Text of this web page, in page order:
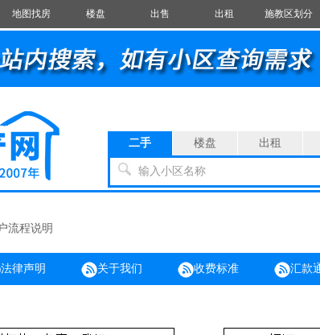
地图找房 楼盘 出售 出租 施教区划分
二手 楼盘 出租
输入小区名称
流程说明
法律声明 关于我们 收费标准 汇款